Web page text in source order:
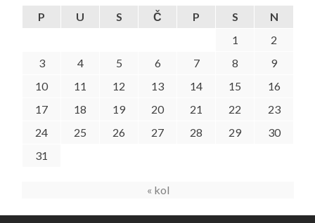
P U S Č P S
N
1
2
3
4 5 6 7 8
9
10
11 12 13 14 15
16
17
18 19 20 21 22
23
24
25 26 27 28 29
30
31
« kol